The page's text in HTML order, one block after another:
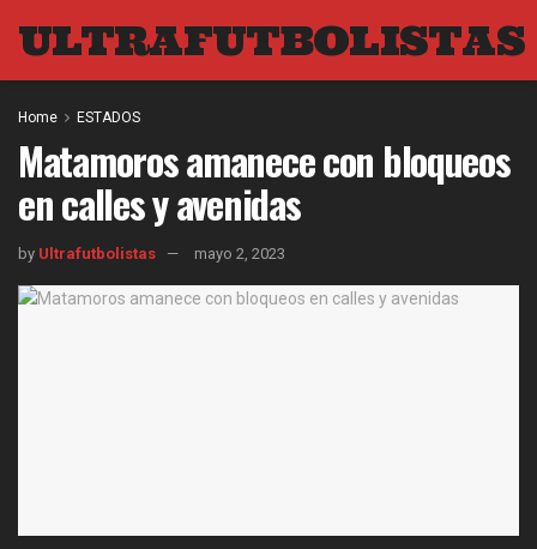
ULTRAFUTBOLISTAS
Home ESTADOS
Matamoros amanece con bloqueos
en calles y avenidas
by Ultrafutbolistas mayo 2, 2023